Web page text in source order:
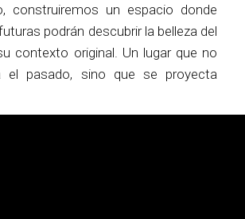
construiremos un espacio donde
podrán descubrir la belleza del
contexto original. Un lugar que no
el pasado, sino que se proyecta